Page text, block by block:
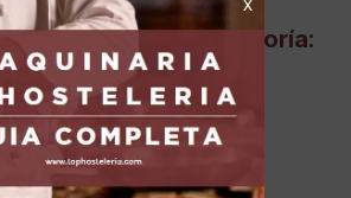
en la misma categoría: